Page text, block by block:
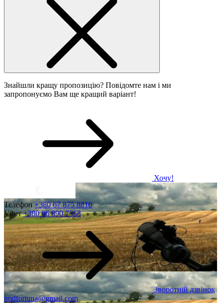
Знайшли кращу пропозицію? Повідомте нам і ми
запропонуємо Вам ще кращий варіант!
Хочу!
Телефон+380 67 875 8810
Viber+380 96 890 7368
Зворотній дзвінок
imdfortuna@gmail.com